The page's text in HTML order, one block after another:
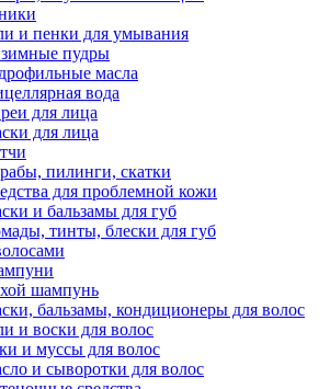
и пенки для умывания
пудры
масла
вода
для лица
для лица
пилинги, скатки
для проблемной кожи
и бальзамы для губ
тинты, блески для губ
шампунь
бальзамы, кондиционеры для волос
и воски для волос
и муссы для волос
и сыворотки для волос